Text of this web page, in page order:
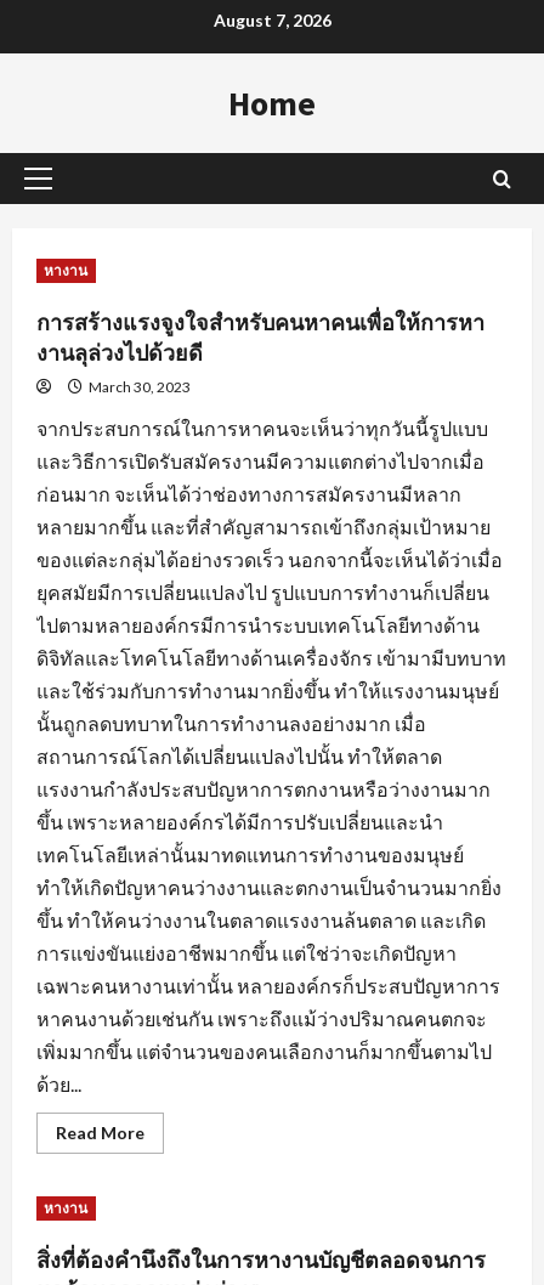
to
August 7, 2026
Home
Primary
หางาน
การสร้างแรงจูงใจสำหรับคนหาคนเพื่อให้การหา
งานลุล่วงไปด้วยดี
March 30, 2023
จากประสบการณ์ในการหาคนจะเห็นว่าทุกวันนี้รูปแบบ
และวิธีการเปิดรับสมัครงานมีความแตกต่างไปจากเมื่อ
ก่อนมาก จะเห็นได้ว่าช่องทางการสมัครงานมีหลาก
หลายมากขึ้น และที่สำคัญสามารถเข้าถึงกลุ่มเป้าหมาย
ของแต่ละกลุ่มได้อย่างรวดเร็ว นอกจากนี้จะเห็นได้ว่าเมื่อ
ยุคสมัยมีการเปลี่ยนแปลงไป รูปแบบการทำงานก็เปลี่ยน
ไปตามหลายองค์กรมีการนำระบบเทคโนโลยีทางด้าน
ดิจิทัลและโทคโนโลยีทางด้านเครื่องจักร เข้ามามีบทบาท
และใช้ร่วมกับการทำงานมากยิ่งขึ้น ทำให้แรงงานมนุษย์
นั้นถูกลดบทบาทในการทำงานลงอย่างมาก เมื่อ
สถานการณ์โลกได้เปลี่ยนแปลงไปนั้น ทำให้ตลาด
แรงงานกำลังประสบปัญหาการตกงานหรือว่างงานมาก
ขึ้น เพราะหลายองค์กรได้มีการปรับเปลี่ยนและนำ
เทคโนโลยีเหล่านั้นมาทดแทนการทำงานของมนุษย์
ทำให้เกิดปัญหาคนว่างงานและตกงานเป็นจำนวนมากยิ่ง
ขึ้น ทำให้คนว่างงานในตลาดแรงงานล้นตลาด และเกิด
การแข่งขันแย่งอาชีพมากขึ้น แต่ใช่ว่าจะเกิดปัญหา
เฉพาะคนหางานเท่านั้น หลายองค์กรก็ประสบปัญหาการ
หาคนงานด้วยเช่นกัน เพราะถึงแม้ว่างปริมาณคนตกจะ
เพิ่มมากขึ้น แต่จำนวนของคนเลือกงานก็มากขึ้นตามไป
ด้วย...
Read MoreRead
more
สำหรับ
คน
หางาน
สิ่งที่ต้องคำนึงถึงในการหางานบัญชีตลอดจนการ